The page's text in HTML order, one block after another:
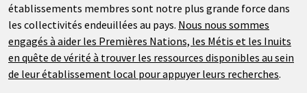
établissements membres sont notre plus grande force dans
les collectivités endeuillées au pays. Nous nous sommes
engagés à aider les Premières Nations, les Métis et les Inuits
en quête de vérité à trouver les ressources disponibles au sein
de leur établissement local pour appuyer leurs recherches.